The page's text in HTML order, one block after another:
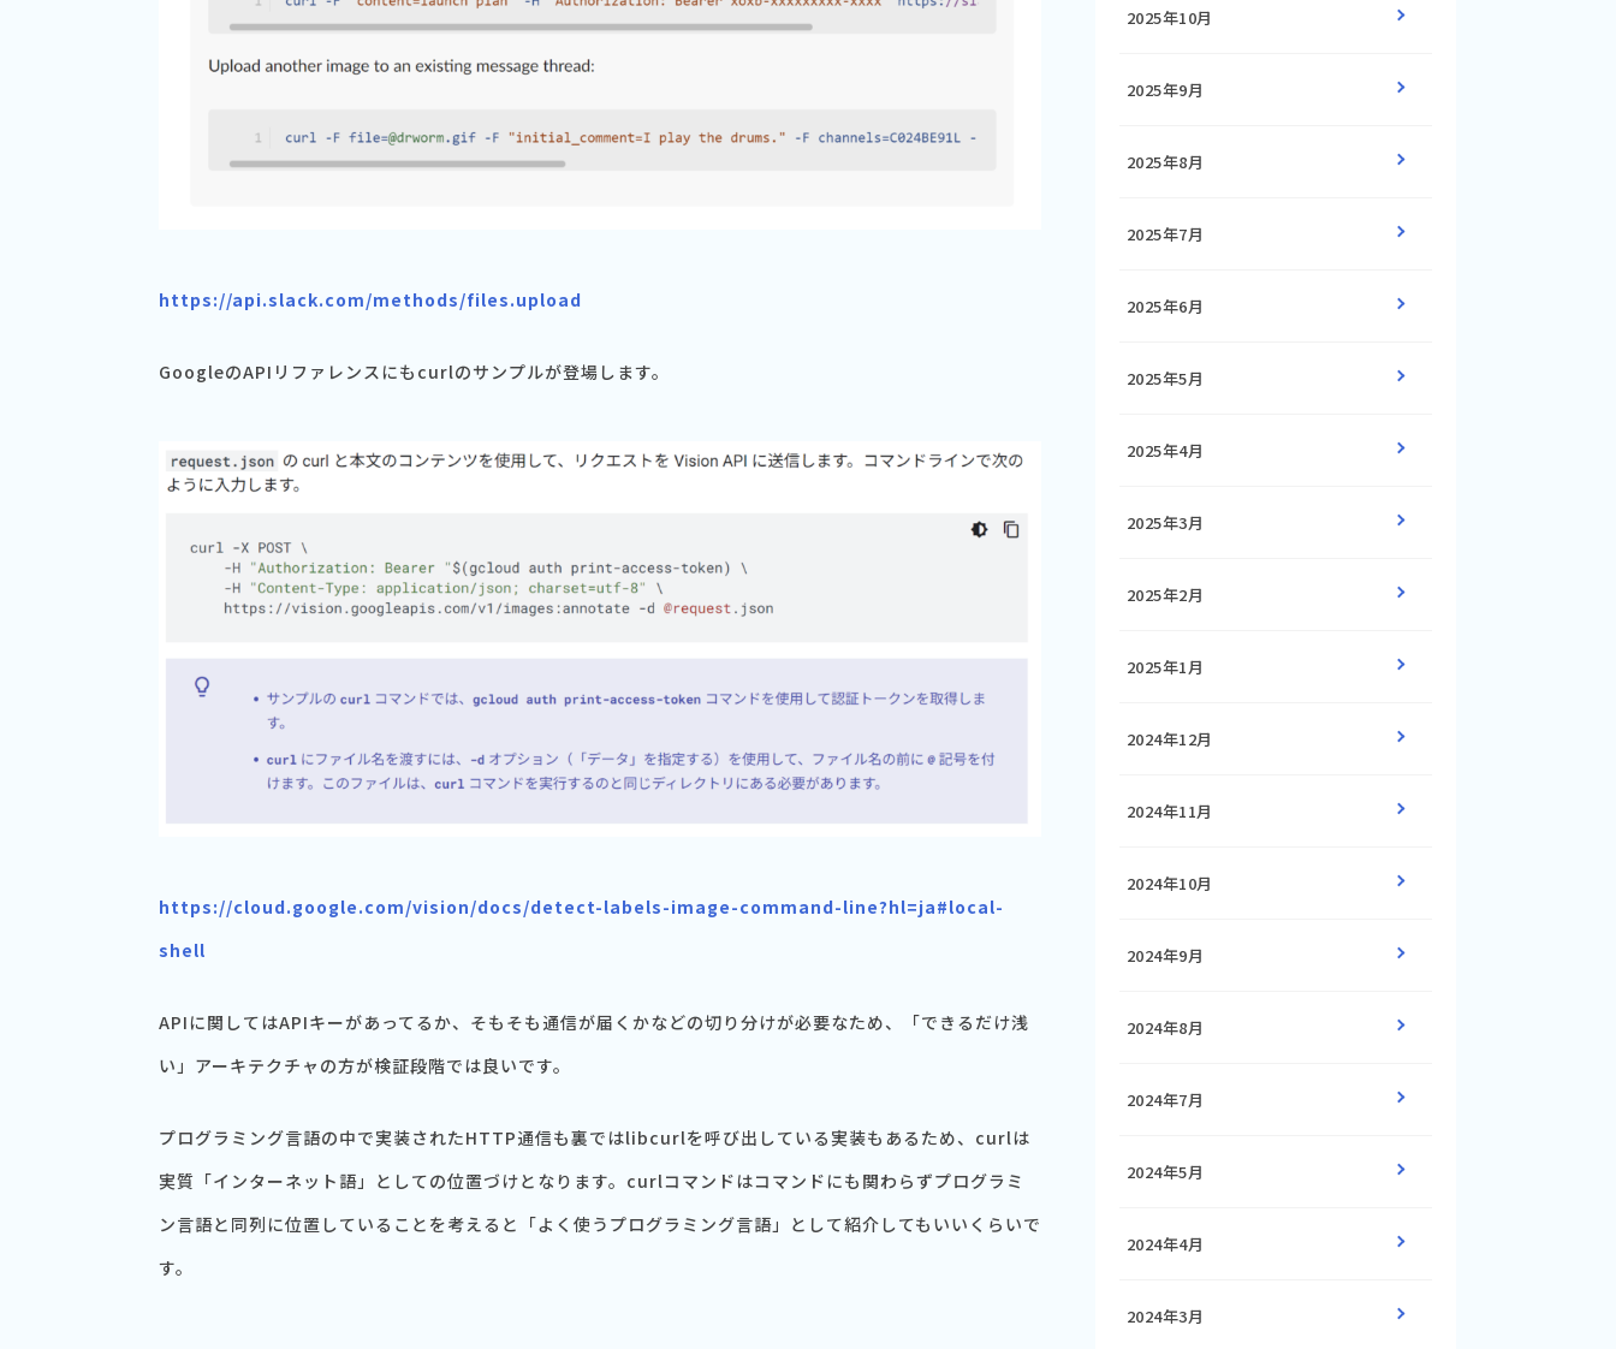
https://api.slack.com/methods/files.upload
GoogleのAPIリファレンスにもcurlのサンプルが登場します。
https://cloud.google.com/vision/docs/detect-labels-image-command-line?hl=ja#local-
shell
APIに関してはAPIキーがあってるか、そもそも通信が届くかなどの切り分けが必要なため、「できるだけ浅
い」アーキテクチャの方が検証段階では良いです。
プログラミング言語の中で実装されたHTTP通信も裏ではlibcurlを呼び出している実装もあるため、curlは
実質「インターネット語」としての位置づけとなります。curlコマンドはコマンドにも関わらずプログラミ
ン言語と同列に位置していることを考えると「よく使うプログラミング言語」として紹介してもいいくらいで
す。
2025年10月
2025年9月
2025年8月
2025年7月
2025年6月
2025年5月
2025年4月
2025年3月
2025年2月
2025年1月
2024年12月
2024年11月
2024年10月
2024年9月
2024年8月
2024年7月
2024年5月
2024年4月
2024年3月